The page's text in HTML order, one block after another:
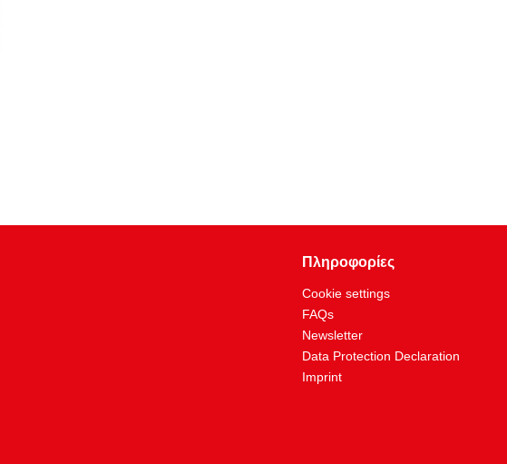
Πληροφορίες
Cookie settings
FAQs
Newsletter
Data Protection Declaration
Imprint